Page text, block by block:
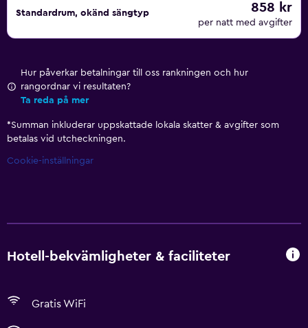
Standardrum, okänd sängtyp 858 kr
per natt med avgifter
Hur påverkar betalningar till oss rankningen och hur
rangordnar vi resultaten?
Ta reda på mer
*Summan inkluderar uppskattade lokala skatter & avgifter som
betalas vid utcheckningen.
Cookie-inställningar
Hotell-bekvämligheter & faciliteter
Gratis WiFi